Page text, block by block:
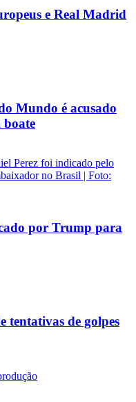
e Real Madrid
Mundo é acusado
boate
por Trump para
tentativas de golpes